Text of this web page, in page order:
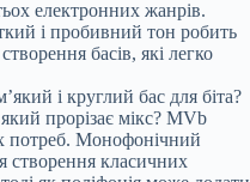
електронних жанрів.
і пробивний тон робить
басів, які легко
і круглий бас для біта?
прорізає мікс? MVb
потреб. Монофонічний
створення класичних